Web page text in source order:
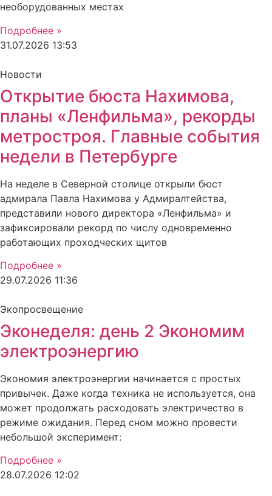
необорудованных местах
Подробнее »
31.07.2026 13:53
Новости
Открытие бюста Нахимова,
планы «Ленфильма», рекорды
метростроя. Главные события
недели в Петербурге
На неделе в Северной столице открыли бюст
адмирала Павла Нахимова у Адмиралтейства,
представили нового директора «Ленфильма» и
зафиксировали рекорд по числу одновременно
работающих проходческих щитов
Подробнее »
29.07.2026 11:36
Экопросвещение
Эконеделя: день 2 Экономим
электроэнергию
Экономия электроэнергии начинается с простых
привычек. Даже когда техника не используется, она
может продолжать расходовать электричество в
режиме ожидания. Перед сном можно провести
небольшой эксперимент:
Подробнее »
28.07.2026 12:02